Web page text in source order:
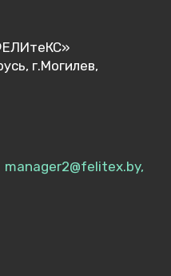
г.Могилев,